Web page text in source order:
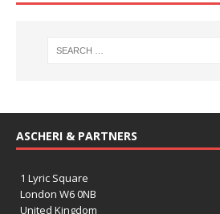
ASCHERI & PARTNERS
1 Lyric Square
London W6 0NB
United Kingdom